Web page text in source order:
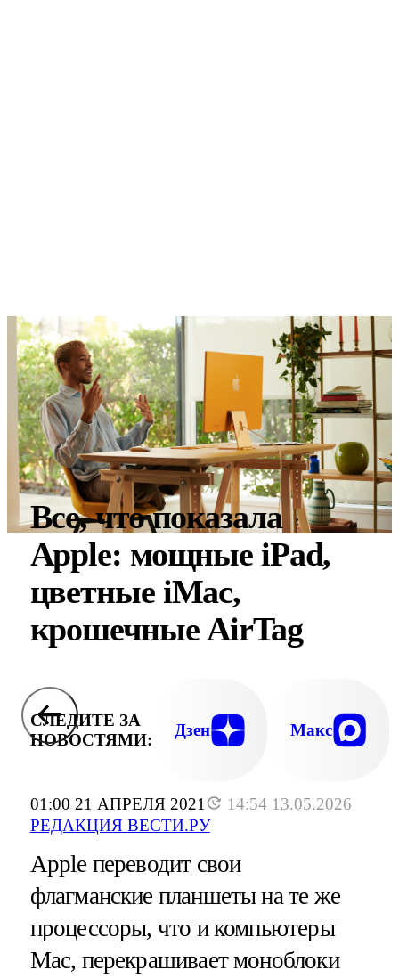
01:00 21 АПРЕЛЯ 2021
14:54 13.05.2026
РЕДАКЦИЯ ВЕСТИ.РУ
Все, что показала
Apple: мощные iPad,
цветные iMac,
крошечные AirTag
СЛЕДИТЕ ЗА
НОВОСТЯМИ:
Дзен Макс
Apple переводит свои
флагманские планшеты на те же
процессоры, что и компьютеры
Mac, перекрашивает моноблоки